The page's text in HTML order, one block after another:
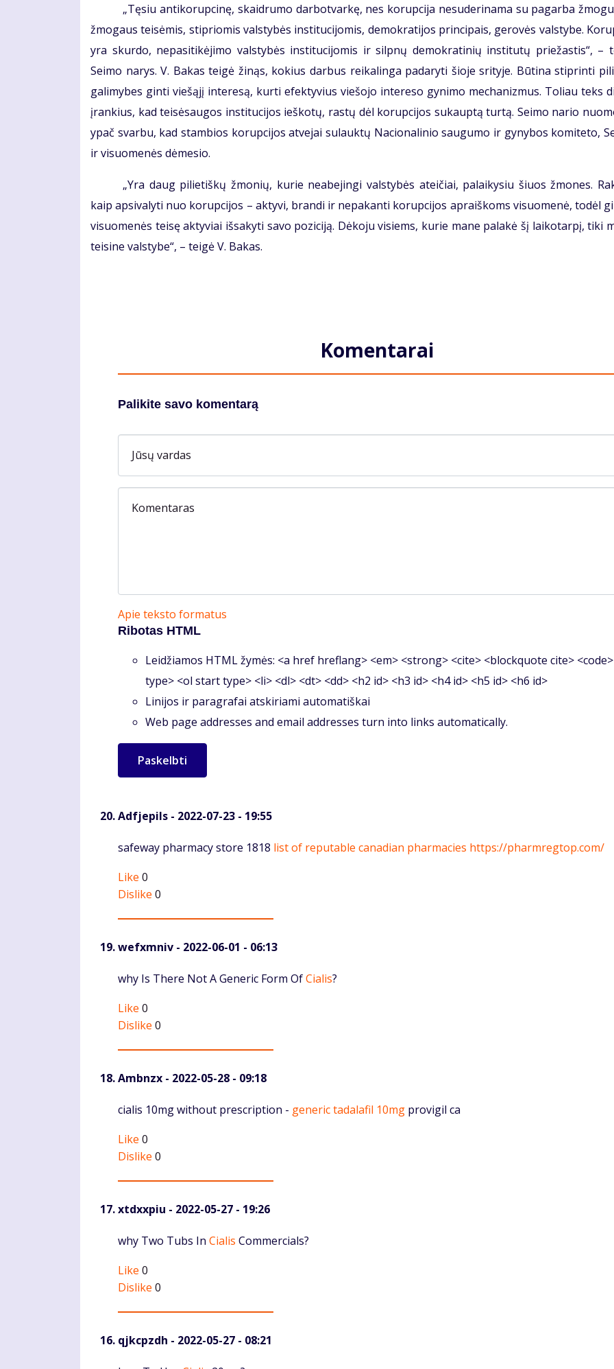
„Tęsiu antikorupcinę, skaidrumo darbotvarkę, nes korupcija nesuderinama su pagarba
žmogaus teisėmis, stipriomis valstybės institucijomis, demokratijos principais, gerovės valstybe.
yra skurdo, nepasitikėjimo valstybės institucijomis ir silpnų demokratinių institutų priežastis“, –
Seimo narys. V. Bakas teigė žinąs, kokius darbus reikalinga padaryti šioje srityje. Būtina stiprinti
galimybes ginti viešąjį interesą, kurti efektyvius viešojo intereso gynimo mechanizmus. Toliau teks
įrankius, kad teisėsaugos institucijos ieškotų, rastų dėl korupcijos sukauptą turtą. Seimo nario
ypač svarbu, kad stambios korupcijos atvejai sulauktų Nacionalinio saugumo ir gynybos komiteto,
ir visuomenės dėmesio.
„Yra daug pilietiškų žmonių, kurie neabejingi valstybės ateičiai, palaikysiu šiuos žmones.
kaip apsivalyti nuo korupcijos – aktyvi, brandi ir nepakanti korupcijos apraiškoms visuomenė, todėl
visuomenės teisę aktyviai išsakyti savo poziciją. Dėkoju visiems, kurie mane palakė šį laikotarpį, tiki
teisine valstybe“, – teigė V. Bakas.
Komentarai
Palikite savo komentarą
Jūsų vardas
Komentaras
Apie teksto formatus
Ribotas HTML
Leidžiamos HTML žymės: <a href hreflang> <em> <strong> <cite> <blockquote cite>
type> <ol start type> <li> <dl> <dt> <dd> <h2 id> <h3 id> <h4 id> <h5 id> <h6 id>
Linijos ir paragrafai atskiriami automatiškai
Web page addresses and email addresses turn into links automatically.
Adfjepils - 2022-07-23 - 19:55
Komentaras
safeway pharmacy store 1818 list of reputable canadian pharmacies https://pharmregtop.com/
Like 0
Dislike 0
wefxmniv - 2022-06-01 - 06:13
Komentaras
why Is There Not A Generic Form OfCialis?
Like 0
Dislike 0
Ambnzx - 2022-05-28 - 09:18
Komentaras
cialis 10mg without prescription - generic tadalafil 10mg provigil ca
Like 0
Dislike 0
xtdxxpiu - 2022-05-27 - 19:26
Komentaras
why Two Tubs In Cialis Commercials?
Like 0
Dislike 0
qjkcpzdh - 2022-05-27 - 08:21